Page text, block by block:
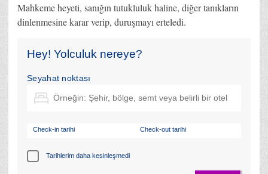
Mahkeme heyeti, sanığın tutukluluk haline, diğer tanıkların
dinlenmesine karar verip, duruşmayı erteledi.
Hey! Yolculuk nereye?
Seyahat noktası
Check-in tarihi Check-out tarihi
Tarihlerim daha kesinleşmedi